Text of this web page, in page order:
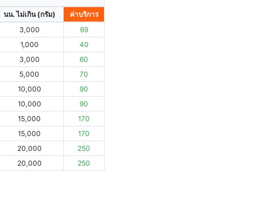
นน. ไม่เกิน (กรัม)
ค่าบริการ
3,000
69
1,000
40
3,000
60
5,000
70
10,000
90
10,000
90
15,000
170
15,000
170
20,000
250
20,000 250